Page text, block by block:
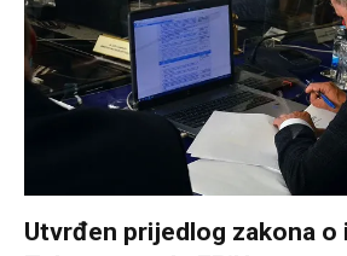
Utvrđen prijedlog zakona o